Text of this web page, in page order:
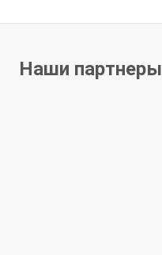
Наши партнеры